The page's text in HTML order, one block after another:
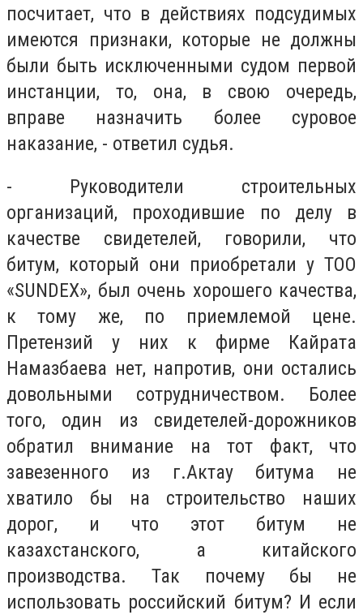
посчитает, что в действиях подсудимых
имеются признаки, которые не должны
были быть исключенными судом первой
инстанции, то, она, в свою очередь,
вправе назначить более суровое
наказание, - ответил судья.
- Руководители строительных
организаций, проходившие по делу в
качестве свидетелей, говорили, что
битум, который они приобретали у ТОО
«SUNDEX», был очень хорошего качества,
к тому же, по приемлемой цене.
Претензий у них к фирме Кайрата
Намазбаева нет, напротив, они остались
довольными сотрудничеством. Более
того, один из свидетелей-дорожников
обратил внимание на тот факт, что
завезенного из г.Актау битума не
хватило бы на строительство наших
дорог, и что этот битум не
казахстанского, а китайского
производства. Так почему бы не
использовать российский битум? И если